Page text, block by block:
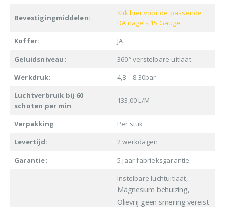
Bevestigingmiddelen:
Klik hier voor de passende
DA nagels 15 Gauge
Koffer:
JA
Geluidsniveau:
360° verstelbare uitlaat
Werkdruk:
4,8 – 8.30bar
Luchtverbruik bij 60
schoten per min
133,00 L/M
Verpakking
Per stuk
Levertijd:
2 werkdagen
Garantie:
5 jaar fabrieksgarantie
Instelbare luchtuitlaat,
Magnesium behuizing,
Olievrij geen smering vereist